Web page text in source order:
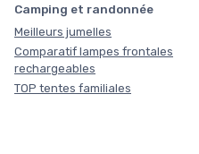
Camping et randonnée
Meilleurs jumelles
Comparatif lampes frontales
rechargeables
TOP tentes familiales